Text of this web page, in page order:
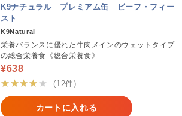
K9ナチュラル プレミアム缶 ビーフ・フィー
スト
K9Natural
栄養バランスに優れた牛肉メインのウェットタイプ
の総合栄養食《総合栄養食》
¥638
★★★★★
(12件)
カートに入れる